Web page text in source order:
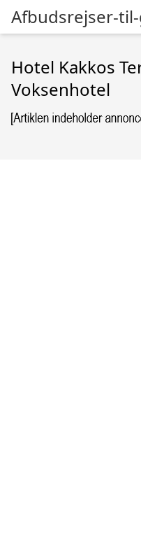
Afbudsrejser-
Hotel Kakkos
Voksenhotel